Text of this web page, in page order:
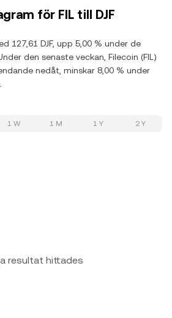
för FIL till DJF
127,61 DJF, upp 5,00 % under de
den senaste veckan, Filecoin (FIL)
nedåt, minskar 8,00 % under
1 W 1 M 1 Y 2 Y
resultat hittades